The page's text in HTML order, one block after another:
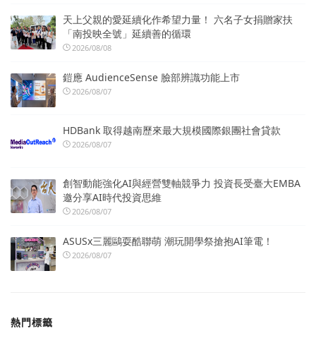
天上父親的愛延續化作希望力量！ 六名子女捐贈家扶
「南投映全號」延續善的循環
2026/08/08
鎧應 AudienceSense 臉部辨識功能上市
2026/08/07
HDBank 取得越南歷來最大規模國際銀團社會貸款
2026/08/07
創智動能強化AI與經營雙軸競爭力 投資長受臺大EMBA
邀分享AI時代投資思維
2026/08/07
ASUSx三麗鷗耍酷聯萌 潮玩開學祭搶抱AI筆電！
2026/08/07
熱門標籤